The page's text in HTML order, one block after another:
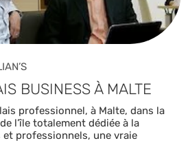
BUSINESS À MALTE
professionnel, à Malte, dans la
l’île totalement dédiée à la
professionnels, une vraie